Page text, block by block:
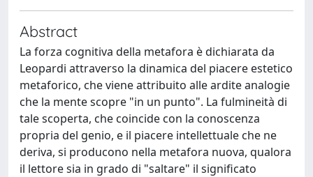
Abstract
La forza cognitiva della metafora è dichiarata da
Leopardi attraverso la dinamica del piacere estetico
metaforico, che viene attribuito alle ardite analogie
che la mente scopre "in un punto". La fulmineità di
tale scoperta, che coincide con la conoscenza
propria del genio, e il piacere intellettuale che ne
deriva, si producono nella metafora nuova, qualora
il lettore sia in grado di "saltare" il significato